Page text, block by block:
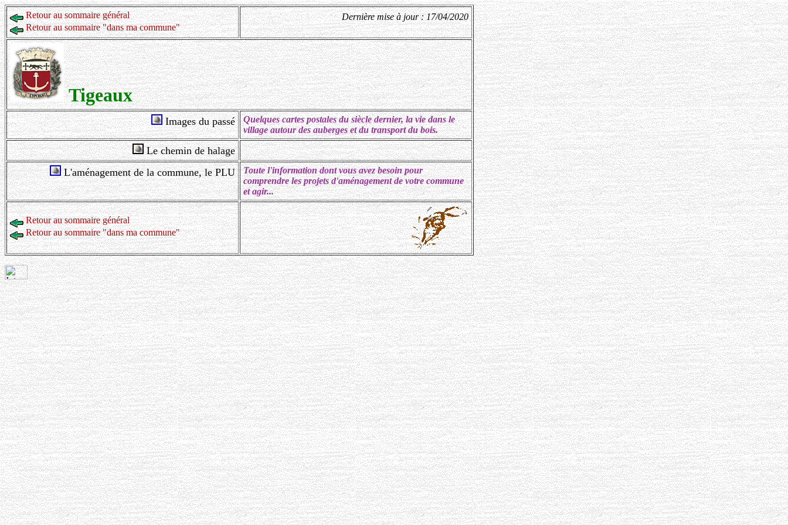
Retour au sommaire général
Retour au sommaire "dans ma commune"
Dernière mise à jour : 17/04/2020
Tigeaux
Images du passé
Quelques cartes postales du siècle dernier, la vie dans le
village autour des auberges et du transport du bois.
Le chemin de halage
L'aménagement de la commune, le PLU
Toute l'information dont vous avez besoin pour
comprendre les projets d'aménagement de votre commune
et agir...
Retour au sommaire général
Retour au sommaire "dans ma commune"